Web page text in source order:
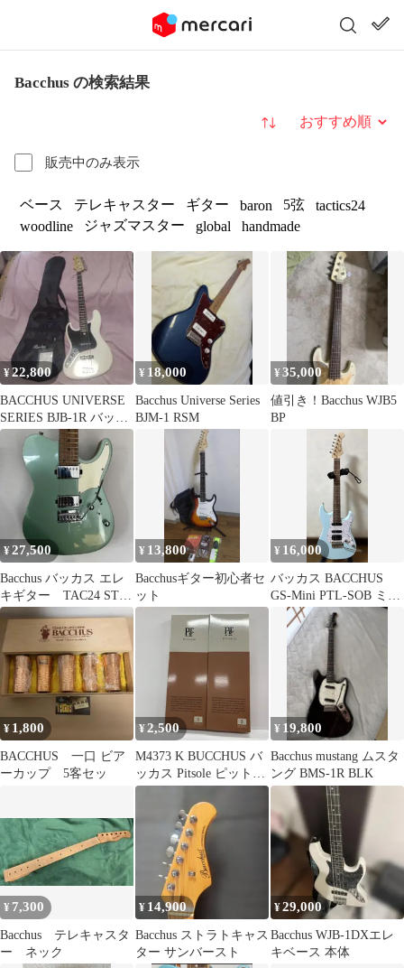
Bacchus の検索結果
販売中のみ表示
並び替え
ベース テレキャスター ギター baron 5弦
tactics24
woodline
ジャズマスター global handmade
¥22,800
BACCHUS UNIVERSE
SERIES BJB-1R バッカ
ス レフティ
¥ 18,000
Bacchus Universe Series
BJM-1 RSM
¥35,000
値引き！Bacchus WJB5
BP
¥27,500
Bacchus バッカス エレ
キギター TAC24 STD-
RSM/M
¥ 13,800
Bacchusギター初心者セ
ット
¥ 16,000
バッカス BACCHUS
GS-Mini PTL-SOB ミニ
エレキギター
¥ 1,800
BACCHUS 一口 ビア
ーカップ 5客セッ
¥2,500
M4373 K BUCCHUS バ
ッカス Pitsole ピットソ
ール インソール Sサイ
ズ23~24.5cm 2点セット
【赤字覚悟】
¥ 19,800
Bacchus mustang ムスタ
ング BMS-1R BLK
¥ 7,300
Bacchus テレキャスタ
ー ネック
¥ 14,900
Bacchus ストラトキャス
ター サンバースト
¥29,000
Bacchus WJB-1DXエレ
キベース 本体